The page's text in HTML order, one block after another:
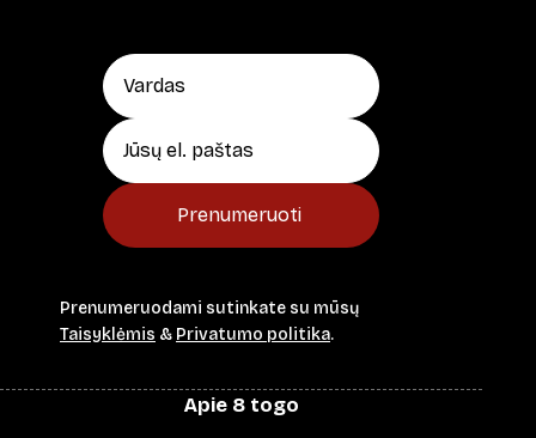
Prenumeruoti
Prenumeruodami sutinkate su mūsų
Taisyklėmis & Privatumo politika.
Apie 8 togo